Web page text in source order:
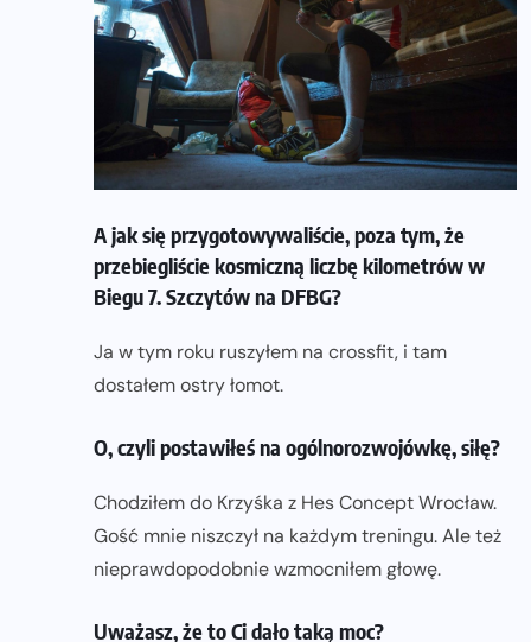
A jak się przygotowywaliście, poza tym, że
przebiegliście kosmiczną liczbę kilometrów w
Biegu 7. Szczytów na DFBG?
Ja w tym roku ruszyłem na crossfit, i tam
dostałem ostry łomot.
O, czyli postawiłeś na ogólnorozwojówkę, siłę?
Chodziłem do Krzyśka z Hes Concept Wrocław.
Gość mnie niszczył na każdym treningu. Ale też
nieprawdopodobnie wzmocniłem głowę.
Uważasz, że to Ci dało taką moc?